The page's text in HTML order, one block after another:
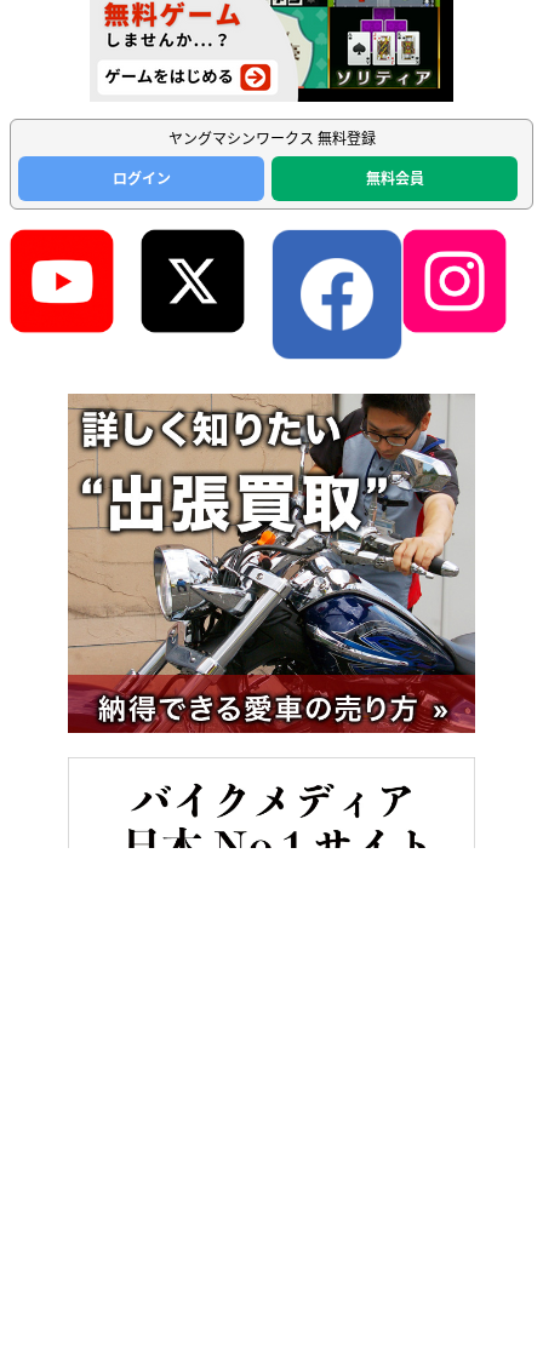
ヤングマシンワークス 無料登録
ログイン
無料会員